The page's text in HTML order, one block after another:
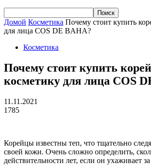
Домой Косметика Почему стоит купить
для лица COS DE BAHA?
Косметика
Почему стоит купить
косметику для лица COS
11.11.2021
1785
Корейцы известны теп, что тщательно
своей кожи. Очень сложно определить,
действительности лет, если он ухаживает